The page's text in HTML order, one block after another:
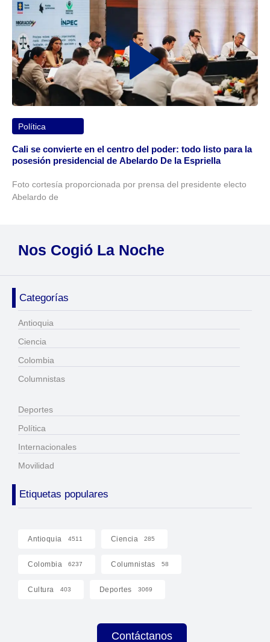
Política
Cali se convierte en el centro del poder: todo listo para la
posesión presidencial de Abelardo De la Espriella
Foto cortesía proporcionada por prensa del presidente electo
Abelardo de
Nos Cogió La Noche
Categorías
Antioquia
Ciencia
Colombia
Columnistas
Deportes
Política
Internacionales
Movilidad
Etiquetas populares
Antioquia 4511 Ciencia 285
Colombia 6237 Columnistas 58
Cultura 403 Deportes 3069
Contáctanos